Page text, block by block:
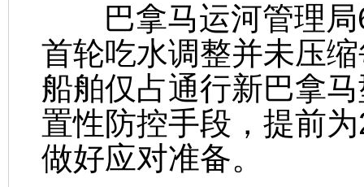
巴拿马运河管理局6
首轮吃水调整并未压
船舶仅占通行新巴拿
置性防控手段，提前
做好应对准备。